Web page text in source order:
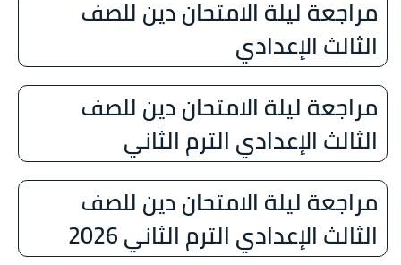
مراجعة ليلة الامتحان دين للصف
الثالث الإعدادي
مراجعة ليلة الامتحان دين للصف
الثالث الإعدادي الترم الثاني
مراجعة ليلة الامتحان دين للصف
الثالث الإعدادي الترم الثاني 2026